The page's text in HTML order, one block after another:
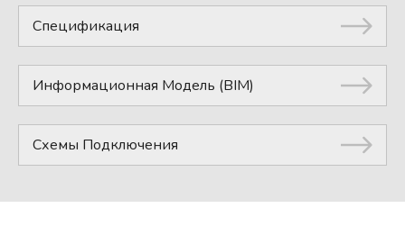
Спецификация
Информационная Модель (BIM)
Схемы Подключения